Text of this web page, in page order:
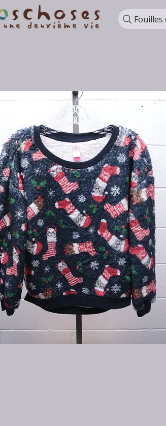
Fouilles